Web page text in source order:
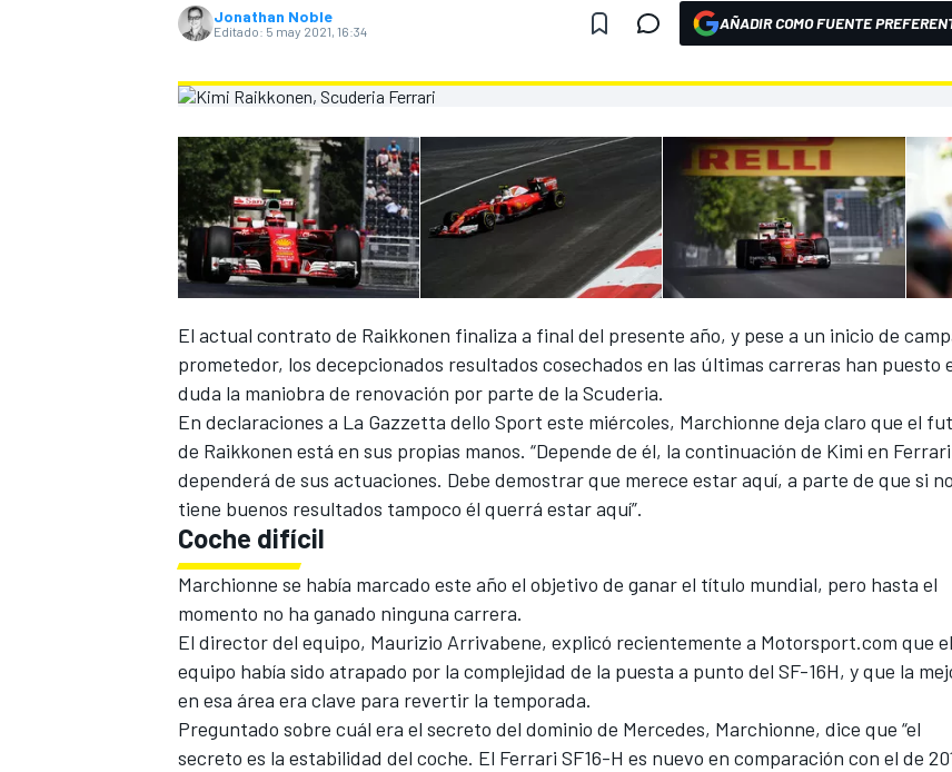
MOTOGP
NASCAR CUP
Jonathan Noble
Editado: 5 may 2021, 16:34 AÑADIR COMO FUENTE
El actual contrato de Raikkonen finaliza a final del presente año, y pese a un inicio de
prometedor, los decepcionados resultados cosechados en las últimas carreras han puesto
duda la maniobra de renovación por parte de la Scuderia.
En declaraciones a La Gazzetta dello Sport este miércoles, Marchionne deja claro que el
de Raikkonen está en sus propias manos. “Depende de él, la continuación de Kimi en Ferrari
dependerá de sus actuaciones. Debe demostrar que merece estar aquí, a parte de que si no
tiene buenos resultados tampoco él querrá estar aquí”.
Coche difícil
Marchionne se había marcado este año el objetivo de ganar el título mundial, pero hasta el
momento no ha ganado ninguna carrera.
El director del equipo, Maurizio Arrivabene, explicó recientemente a Motorsport.com que el
equipo había sido atrapado por la complejidad de la puesta a punto del SF-16H, y que la
en esa área era clave para revertir la temporada.
Preguntado sobre cuál era el secreto del dominio de Mercedes, Marchionne, dice que “el
secreto es la estabilidad del coche. El Ferrari SF16-H es nuevo en comparación con el de